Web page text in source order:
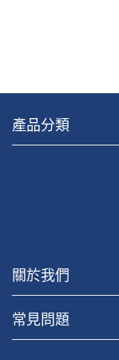
產品分類
關於我們
常見問題